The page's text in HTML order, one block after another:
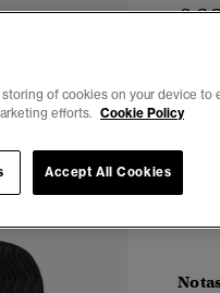
€
of cookies on your device to
efforts. Cookie Policy
Accept All Cookies